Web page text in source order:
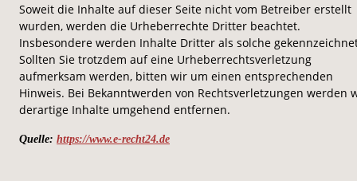
Soweit die Inhalte auf dieser Seite nicht vom Betreiber erstellt
wurden, werden die Urheberrechte Dritter beachtet.
Insbesondere werden Inhalte Dritter als solche
Sollten Sie trotzdem auf eine Urheberrechtsverletzung
aufmerksam werden, bitten wir um einen entsprechenden
Hinweis. Bei Bekanntwerden von Rechtsverletzungen werden
derartige Inhalte umgehend entfernen.
Quelle: https://www.e-recht24.de